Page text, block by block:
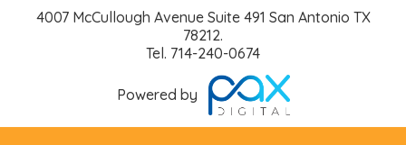
4007 McCullough Avenue Suite 491 San Antonio TX
78212.
Tel. 714-240-0674
Powered by